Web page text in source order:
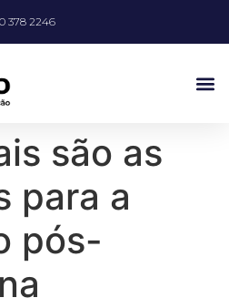
378 2246
são as
para a
pós-